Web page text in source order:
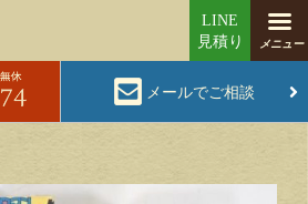
メールでご相談